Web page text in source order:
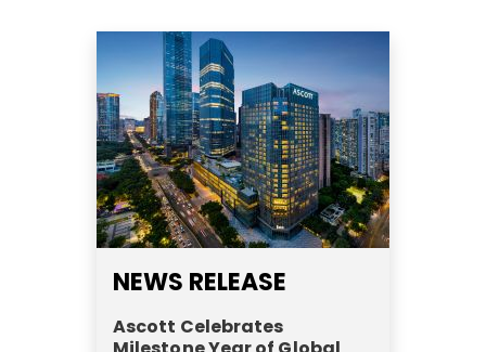
NEWS RELEASE
Ascott Celebrates